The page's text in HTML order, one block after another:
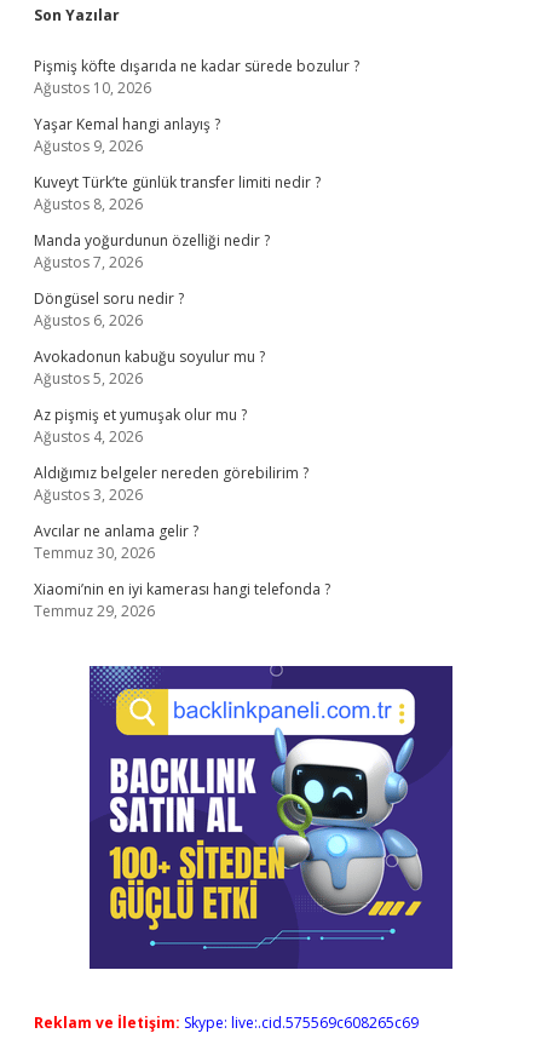
Sidebar
Son Yazılar
Pişmiş köfte dışarıda ne kadar sürede bozulur ?
Ağustos 10, 2026
Yaşar Kemal hangi anlayış ?
Ağustos 9, 2026
Kuveyt Türk’te günlük transfer limiti nedir ?
Ağustos 8, 2026
Manda yoğurdunun özelliği nedir ?
Ağustos 7, 2026
Döngüsel soru nedir ?
Ağustos 6, 2026
Avokadonun kabuğu soyulur mu ?
Ağustos 5, 2026
Az pişmiş et yumuşak olur mu ?
Ağustos 4, 2026
Aldığımız belgeler nereden görebilirim ?
Ağustos 3, 2026
Avcılar ne anlama gelir ?
Temmuz 30, 2026
Xiaomi’nin en iyi kamerası hangi telefonda ?
Temmuz 29, 2026
Reklam ve İletişim: Skype: live:.cid.575569c608265c69